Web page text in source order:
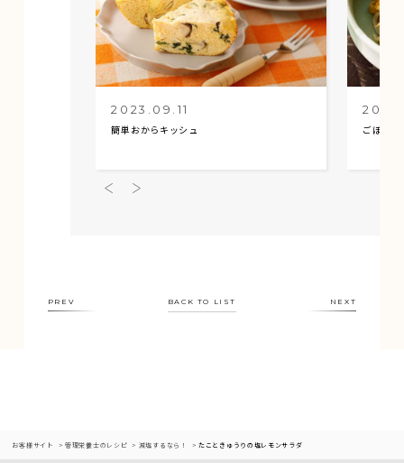
2023.09.11
簡単おからキッシュ
ごぼう
PREV BACK TO LIST NEXT
お客様サイト 管理栄養士のレシピ 減塩するなら！ たこときゅうりの塩レモンサラダ